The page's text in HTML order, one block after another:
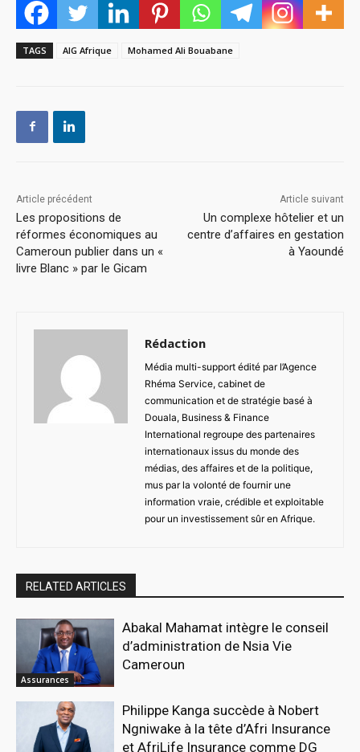
TAGS AIG Afrique Mohamed Ali Bouabane
Article précédent
Les propositions de
réformes économiques au
Cameroun publier dans un «
livre Blanc » par le Gicam
Article suivant
Un complexe hôtelier et un
centre d’affaires en gestation
à Yaoundé
Rédaction
Média multi-support édité par l’Agence
Rhéma Service, cabinet de
communication et de stratégie basé à
Douala, Business & Finance
International regroupe des partenaires
internationaux issus du monde des
médias, des affaires et de la politique,
mus par la volonté de fournir une
information vraie, crédible et exploitable
pour un investissement sûr en Afrique.
RELATED ARTICLES
Assurances
Abakal Mahamat intègre le conseil
d’administration de Nsia Vie
Cameroun
Philippe Kanga succède à Nobert
Ngniwake à la tête d’Afri Insurance
et AfriLife Insurance comme DG